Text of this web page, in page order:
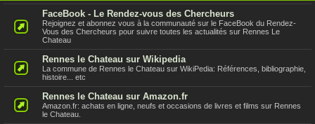
FaceBook - Le Rendez-vous des Chercheurs
Rejoignez et abonnez vous à la communauté sur le FaceBook du Rendez-
Vous des Chercheurs pour suivre toutes les actualités sur Rennes Le
Chateau
Rennes le Chateau sur Wikipedia
La commune de Rennes le Chateau sur WikiPedia: Références, bibliographie,
histoire... etc
Rennes le Chateau sur Amazon.fr
Amazon.fr: achats en ligne, neufs et occasions de livres et films sur Rennes
le Chateau.